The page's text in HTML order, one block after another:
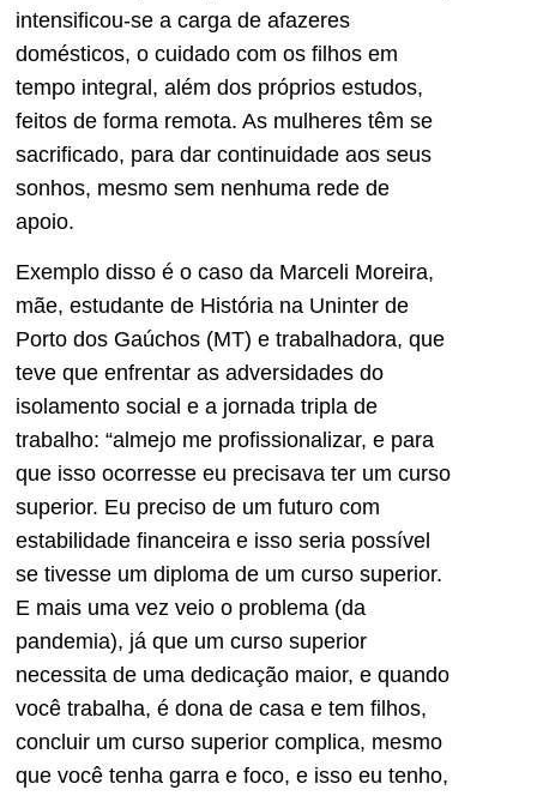
intensificou-se a carga de afazeres
domésticos, o cuidado com os filhos em
tempo integral, além dos próprios estudos,
feitos de forma remota. As mulheres têm se
sacrificado, para dar continuidade aos seus
sonhos, mesmo sem nenhuma rede de
apoio.
Exemplo disso é o caso da Marceli Moreira,
mãe, estudante de História na Uninter de
Porto dos Gaúchos (MT) e trabalhadora, que
teve que enfrentar as adversidades do
isolamento social e a jornada tripla de
trabalho: “almejo me profissionalizar, e para
que isso ocorresse eu precisava ter um curso
superior. Eu preciso de um futuro com
estabilidade financeira e isso seria possível
se tivesse um diploma de um curso superior.
E mais uma vez veio o problema (da
pandemia), já que um curso superior
necessita de uma dedicação maior, e quando
você trabalha, é dona de casa e tem filhos,
concluir um curso superior complica, mesmo
que você tenha garra e foco, e isso eu tenho,